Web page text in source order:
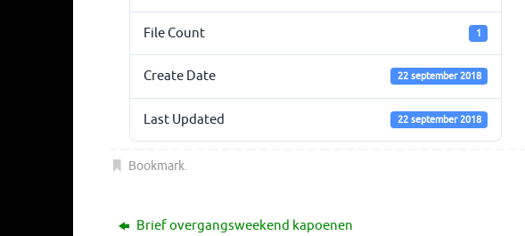
File Count 1
Create Date 22 september 2018
Last Updated 22 september 2018
Bookmark.
Brief overgangsweekend kapoenen